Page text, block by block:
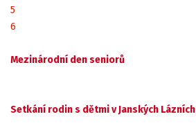
5
6
Mezinárodní den seniorů
Setkání rodin s dětmi v Janských Lázních